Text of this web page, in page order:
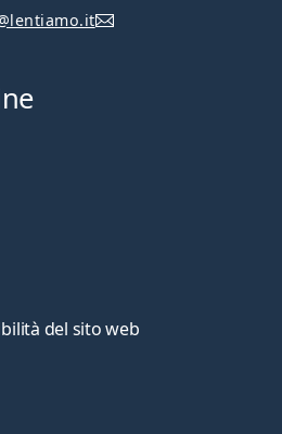
del sito web